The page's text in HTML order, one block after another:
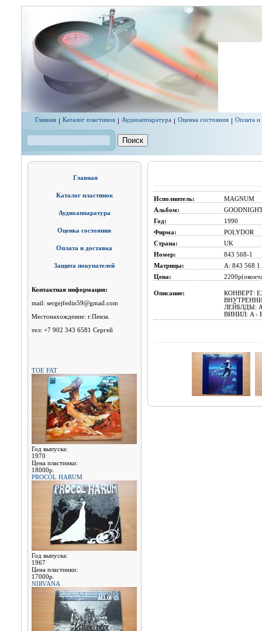
Главная Каталог пластинок Аудиоаппаратура Оценка состояния Оплата и
Главная
Каталог пластинок
Аудиоаппаратура
Оценка состояния
Оплата и доставка
Защита покупателей
Контактная информация:
mail: sergejfedin59@gmail.com
Местонахождение: г.Пенза.
тел: +7 902 343 6581 Сергей
TOE FAT
Год выпуска:
1970
Цена пластинки:
18000р.
PROCOL HARUM
Год выпуска:
1967
Цена пластинки:
17000р.
NIRVANA
Исполнитель:
MAGNUM
Альбом:
Год:
1990
Фирма:
POLYDOR
Страна:
UK
Номер:
843 568-1
Матрицы:
A: 843 568
Цена:
Описание:
КОНВЕРТ:
ЛЕЙБЛДЫ: A
ВИНИЛ: A -